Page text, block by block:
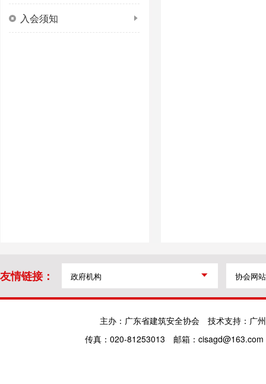
入会须知
友情链接：
主办：广东省建筑安全协会
技术支持：广
传真：020-81253013
邮箱：cisagd@163.com